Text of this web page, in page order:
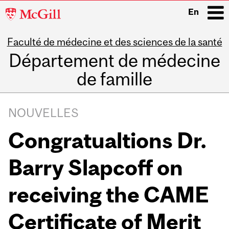
McGill
En
Faculté de médecine et des sciences de la santé
Département de médecine
de famille
navigation
NOUVELLES
Congratualtions Dr.
Barry Slapcoff on
receiving the CAME
Certificate of Merit